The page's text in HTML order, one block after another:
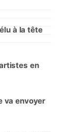
à la tête
en
va envoyer